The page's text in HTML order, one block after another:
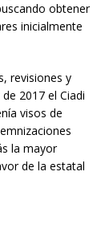
obtener
inicialmente
revisiones y
2017 el Ciadi
visos de
la mayor
de la estatal